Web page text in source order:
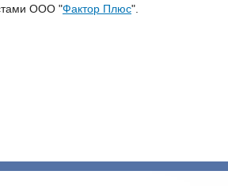
ООО "Фактор Плюс".